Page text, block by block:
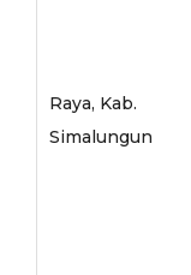
Raya, Kab.
Simalungun